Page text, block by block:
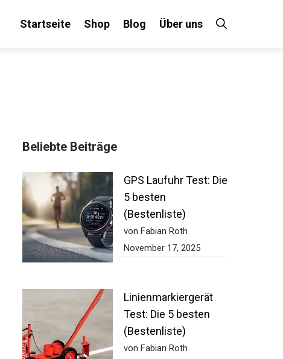
Startseite Shop Blog Über uns
Beliebte Beiträge
GPS Laufuhr Test:
Die 5 besten
(Bestenliste)
von Fabian Roth
November 17, 2025
Linienmarkiergerät
Test: Die 5 besten
(Bestenliste)
von Fabian Roth